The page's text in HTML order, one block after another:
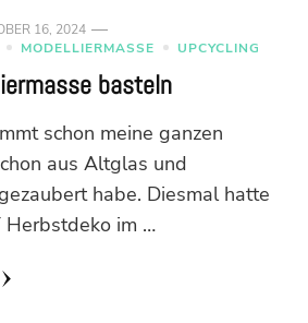
16, 2024
MODELLIERMASSE UPCYCLING
basteln
schon meine ganzen
aus Altglas und
habe. Diesmal hatte
Herbstdeko im …